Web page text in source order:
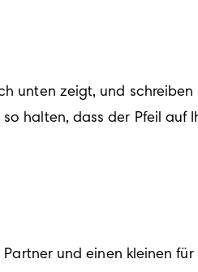
unten zeigt, und
halten, dass der Pfeil
und einen kleinen